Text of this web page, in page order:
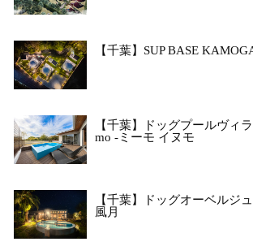
【千葉】SUP BASE
【千葉】ドッグプールヴィ
mo -ミーモ イヌモ
【千葉】ドッグオーベルジ
風月